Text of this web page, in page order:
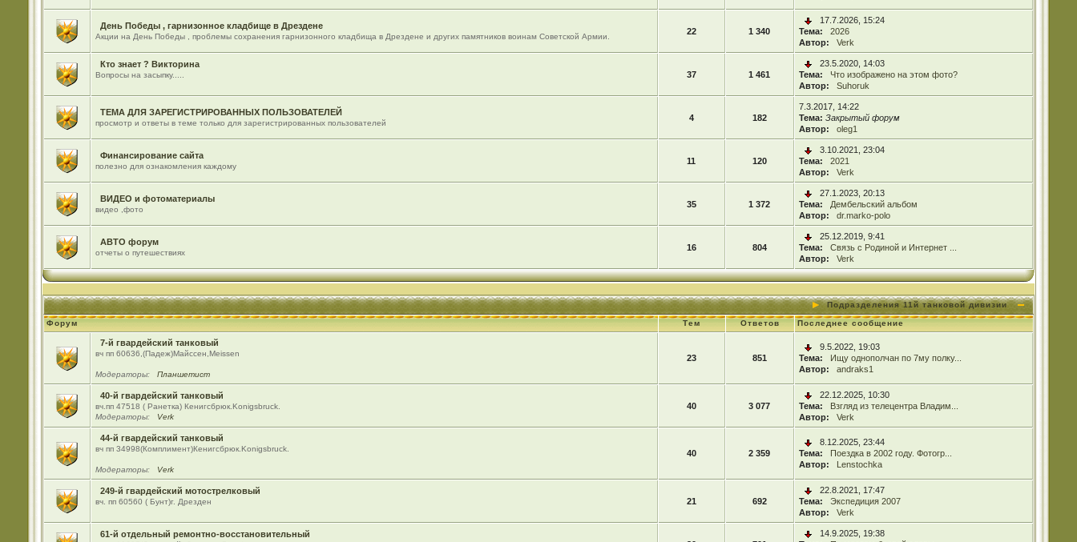
День Победы , гарнизонное кладбище в Дрездене
Акции на День Победы , проблемы сохранения гарнизонного кладбища в Дрездене и других памятников воинам Советской Армии.
22 1 340
17.7.2026, 15:24
Тема:
2026
Автор:
Verk
Кто знает ? Викторина
Вопросы на засыпку..... 37 1 461
23.5.2020, 14:03
Тема:
Что изображено на этом фото?
Автор:
Suhoruk
ТЕМА ДЛЯ ЗАРЕГИСТРИРОВАННЫХ ПОЛЬЗОВАТЕЛЕЙ
просмотр и ответы в теме только для зарегистрированных пользователей
4 182
7.3.2017, 14:22
Тема: Закрытый форум
Автор:
oleg1
Финансирование сайта
полезно для ознакомления каждому
11 120
3.10.2021, 23:04
Тема:
2021
Автор:
Verk
ВИДЕО и фотоматериалы
видео ,фото
35 1 372
27.1.2023, 20:13
Тема:
Дембельский альбом
Автор:
dr.marko-polo
АВТО форум
отчеты о путешествиях
16 804
25.12.2019, 9:41
Тема:
Связь с Родиной и Интернет ...
Автор:
Verk
Подразделения 11й танковой дивизии
Форум Тем Ответов Последнее сообщение
7-й гвардейский танковый
вч пп 60636,(Падеж)Майсcен,Meissen
Модераторы: Планшетист
23 851
9.5.2022, 19:03
Тема:
Ищу однополчан по 7му полку...
Автор:
andraks1
40-й гвардейский танковый
вч.пп 47518 ( Ранетка) Кенигсбрюк.Konigsbruck.
Модераторы:
Verk
40 3 077
22.12.2025, 10:30
Тема:
Взгляд из телецентра Владим...
Автор:
Verk
44-й гвардейский танковый
вч пп 34998(Комплимент)Кенигсбрюк.Konigsbruck.
Модераторы: Verk
40 2 359
8.12.2025, 23:44
Тема:
Поездка в 2002 году. Фотогр...
Автор:
Lenstochka
249-й гвардейский мотострелковый
вч. пп 60560 ( Бунт)г. Дрезден 21 692
22.8.2021, 17:47
Тема:
Экспедиция 2007
Автор:
Verk
61-й отдельный ремонтно-восстановительный
14.9.2025, 19:38